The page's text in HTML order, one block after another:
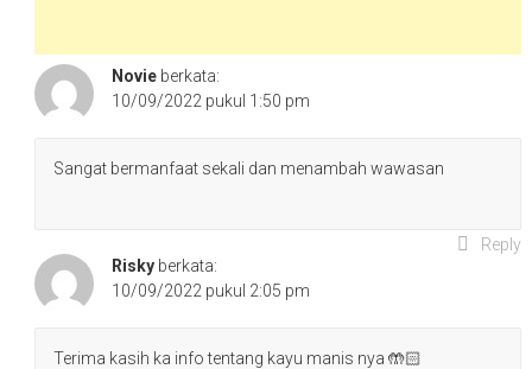
Novie berkata:
10/09/2022 pukul 1:50 pm
Sangat bermanfaat sekali dan menambah wawasan
Reply
Risky berkata:
10/09/2022 pukul 2:05 pm
Terima kasih ka info tentang kayu manis nya 🤲🏻